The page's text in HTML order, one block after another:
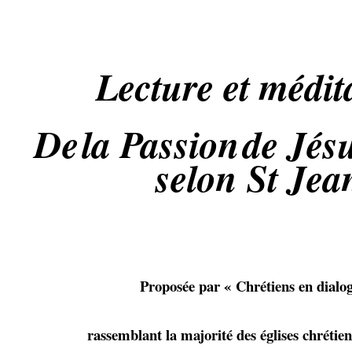
Lecture et
Dela Passionde
selon St
Proposée par « Chrétiens en
rassemblant la majorité des églises